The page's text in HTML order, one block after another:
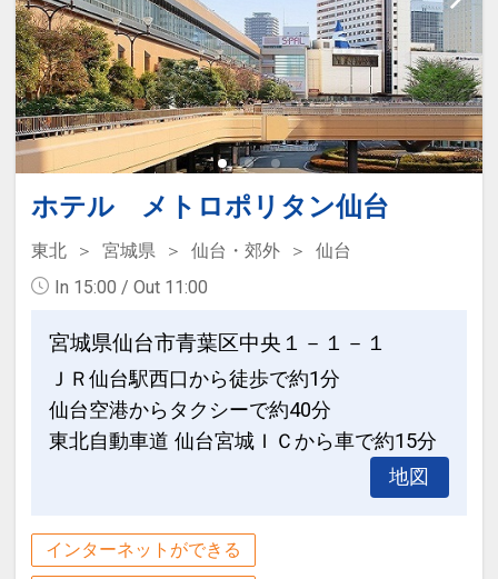
ホテル メトロポリタン仙台
東北 宮城県 仙台・郊外
仙台
In 15:00 / Out 11:00
宮城県仙台市青葉区中央１－１－１
ＪＲ仙台駅西口から徒歩で約1分
仙台空港からタクシーで約40分
東北自動車道 仙台宮城ＩＣから車で約15分
地図
インターネットができる